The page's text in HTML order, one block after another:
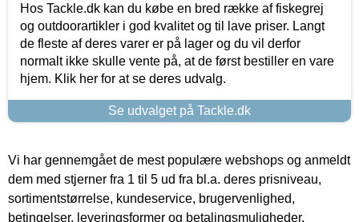
Hos Tackle.dk kan du købe en bred række af fiskegrej
og outdoorartikler i god kvalitet og til lave priser. Langt
de fleste af deres varer er på lager og du vil derfor
normalt ikke skulle vente på, at de først bestiller en vare
hjem. Klik her for at se deres udvalg.
Se udvalget på Tackle.dk
Vi har gennemgået de mest populære webshops og anmeldt
dem med stjerner fra 1 til 5 ud fra bl.a. deres prisniveau,
sortimentstørrelse, kundeservice, brugervenlighed,
betingelser, leveringsformer og betalingsmuligheder.